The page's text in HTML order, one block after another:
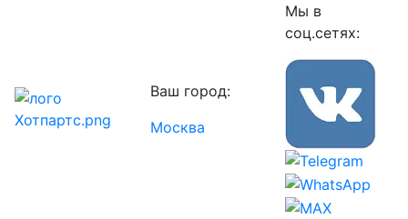
Ваш город:
Москва
Мы в
соц.сетях: